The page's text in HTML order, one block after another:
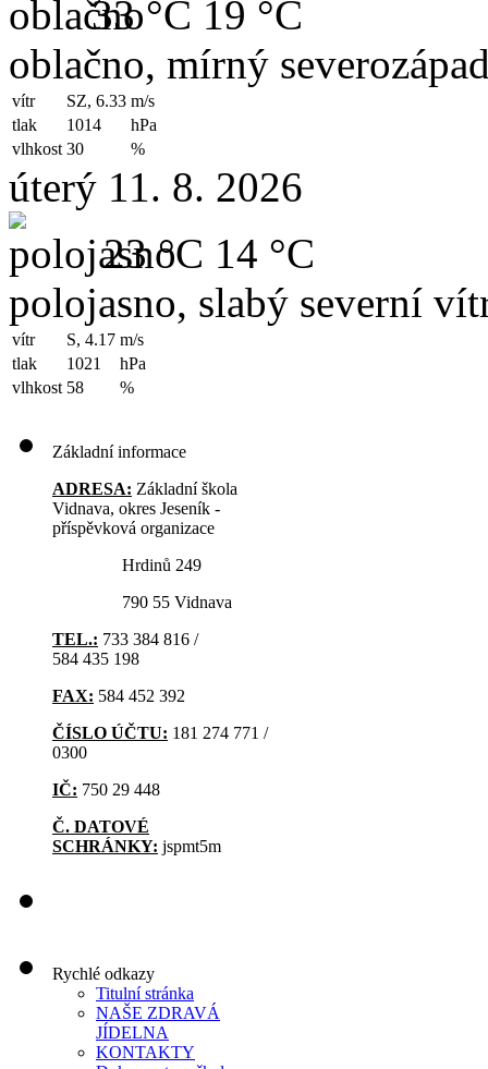
33 °C 19 °C
oblačno, mírný
vítr SZ, 6.33 m/s
tlak
1014
hPa
vlhkost 30 %
úterý 11. 8. 2026
23 °C 14 °C
polojasno, slabý severní
vítr S, 4.17 m/s
tlak
1021
hPa
vlhkost 58 %
Základní informace
ADRESA: Základní škola
Vidnava, okres Jeseník -
příspěvková organizace
Hrdinů 249
790 55 Vidnava
TEL.: 733 384 816 /
584 435 198
FAX: 584 452 392
ČÍSLO ÚČTU: 181 274 771 /
0300
IČ: 750 29 448
Č. DATOVÉ
SCHRÁNKY: jspmt5m
Rychlé odkazy
Titulní stránka
NAŠE ZDRAVÁ
JÍDELNA
KONTAKTY